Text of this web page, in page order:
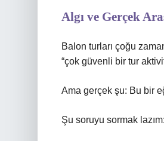
Algı ve Gerçek
Balon turları çoğu
“çok güvenli bir tur
Ama gerçek şu: Bu bir
Şu soruyu sormak